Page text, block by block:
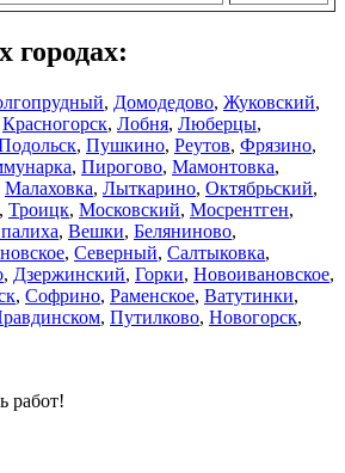
городах:
, Домодедово, Жуковский,
Красногорск, Лобня, Люберцы,
, Пушкино, Реутов, Фрязино,
, Пирогово, Мамонтовка,
Малаховка, Лыткарино, Октябрьский,
, Троицк, Московский, Мосрентген,
, Вешки, Беляниново,
, Северный, Салтыковка,
, Дзержинский, Горки, Новоивановское,
, Софрино, Раменское, Ватутинки,
, Путилково, Новогорск,
работ!